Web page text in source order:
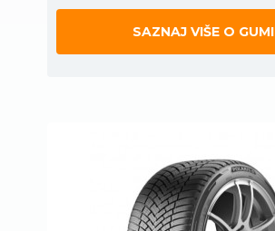
SAZNAJ VIŠE O GUMI